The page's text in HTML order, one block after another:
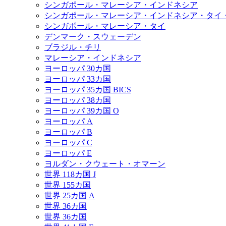
シンガポール・マレーシア・インドネシア
シンガポール・マレーシア・インドネシア・タイ
シンガポール・マレーシア・タイ
デンマーク・スウェーデン
ブラジル・チリ
マレーシア・インドネシア
ヨーロッパ 30カ国
ヨーロッパ 33カ国
ヨーロッパ 35カ国 BICS
ヨーロッパ 38カ国
ヨーロッパ 39カ国 O
ヨーロッパ A
ヨーロッパ B
ヨーロッパ C
ヨーロッパ E
ヨルダン・クウェート・オマーン
世界 118カ国 J
世界 155カ国
世界 25カ国 A
世界 36カ国
世界 36カ国